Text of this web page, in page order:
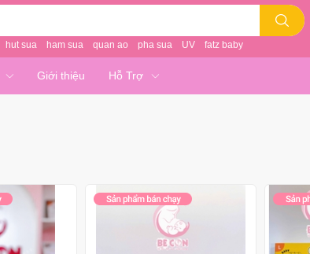
hut sua ham sua quan ao pha sua UV fatz baby
Giới thiệu Hỗ Trợ